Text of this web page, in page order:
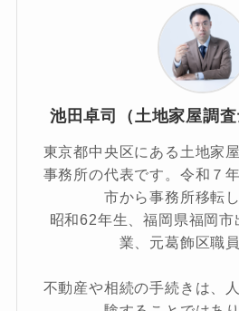
池田卓司（土地家屋調査
東京都中央区にある土地家
事務所の代表です。令和７
市から事務所移転
昭和62年生、福岡県福岡
業、元葛飾区職員
不動産や相続の手続きは、